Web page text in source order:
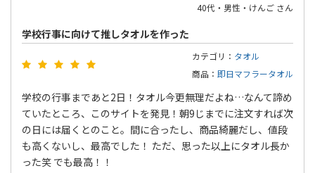
40代・男性・けんご さん
学校行事に向けて推しタオルを作った
カテゴリ： タオル
商品： 即日マフラータオル
学校の行事まであと2日！タオル今更無理だよね…なんて諦め
ていたところ、このサイトを発見！朝9じまでに注文すれば次
の日には届くとのこと。間に合ったし、商品綺麗だし、値段
も高くないし、最高でした！ ただ、思った以上にタオル長か
った笑 でも最高！！